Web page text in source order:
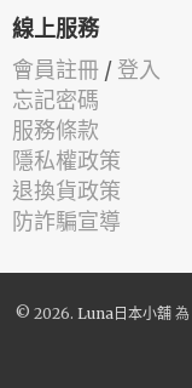
線上服務
會員註冊 / 登入
忘記密碼
服務條款
隱私權政策
退換貨政策
防詐騙宣導
© 2026. Luna日本小舖 為